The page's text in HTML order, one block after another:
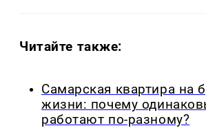
Читайте также:
Самарская квартира на
жизни: почему
работают по-разному?